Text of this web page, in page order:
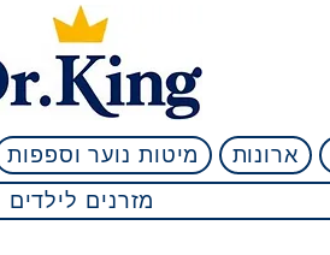
ארונות מיטות נוער וספפות
מזרנים לילדים